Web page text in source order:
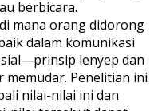
berbicara.
mana orang didorong
dalam komunikasi
lenyep dan
Penelitian ini
nilai-nilai ini dan